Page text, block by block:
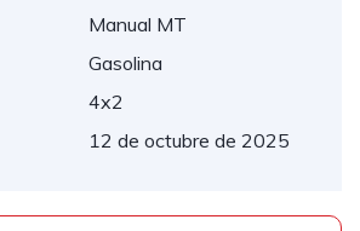
Manual MT
Gasolina
4x2
12 de octubre de 2025